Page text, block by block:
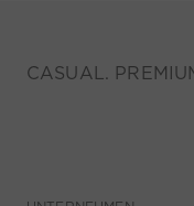
CASUAL.